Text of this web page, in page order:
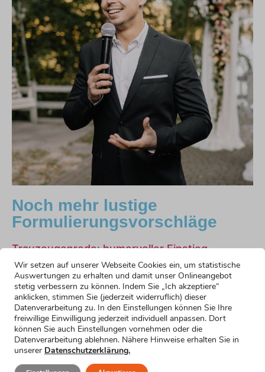
Noch mehr lustige
Formulierungsvorschläge
Trauzeugenrede: humorvoller Einstieg
Mehr erfahren »
Konservativer Einstieg
Mehr erfahren »
Einstieg mit Selbstironie
Mehr erfahren »
Einstieg für nervöse Trauzeugen
Mehr erfahren »
Einstieg für kurze Reden
Mehr erfahren »
Wir setzen auf unserer Webseite Cookies ein, um statistische
Auswertungen zu erhalten und damit unser Onlineangebot
stetig verbessern zu können. Indem Sie „Ich akzeptiere“
anklicken, stimmen Sie (jederzeit widerruflich) dieser
Datenverarbeitung zu. In den Einstellungen können Sie Ihre
freiwillige Einwilligung jederzeit individuell anpassen. Dort
können Sie auch Einstellungen vornehmen oder die
Datenverarbeitung ablehnen. Nähere Hinweise erhalten Sie in
unserer Datenschutzerklärung.